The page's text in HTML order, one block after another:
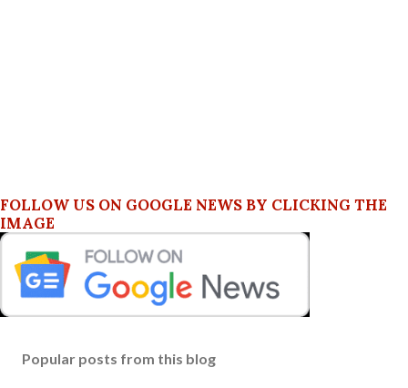
FOLLOW US ON GOOGLE NEWS BY CLICKING THE
IMAGE
Popular posts from this blog